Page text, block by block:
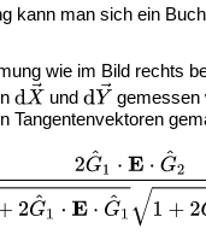
kann man sich ein
wie im Bild rechts
und
gemessen
Tangentenvektoren